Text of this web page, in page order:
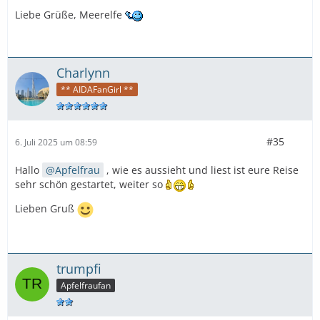
Liebe Grüße, Meerelfe
Charlynn
** AIDAFanGirl **
6. Juli 2025 um 08:59 #35
Hallo Apfelfrau , wie es aussieht und liest ist eure Reise
sehr schön gestartet, weiter so
Lieben Gruß
trumpfi
Apfelfraufan